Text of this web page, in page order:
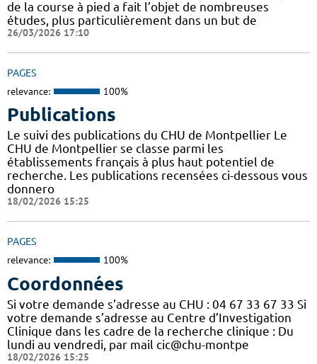
de la course à pied a fait l’objet de nombreuses
études, plus particulièrement dans un but de
26/03/2026 17:10
PAGES
relevance: 100%
Publications
Le suivi des publications du CHU de Montpellier Le
CHU de Montpellier se classe parmi les
établissements français à plus haut potentiel de
recherche. Les publications recensées ci-dessous vous
donnero
18/02/2026 15:25
PAGES
relevance: 100%
Coordonnées
Si votre demande s’adresse au CHU : 04 67 33 67 33 Si
votre demande s’adresse au Centre d’Investigation
Clinique dans les cadre de la recherche clinique : Du
lundi au vendredi, par mail cic@chu-montpe
18/02/2026 15:25